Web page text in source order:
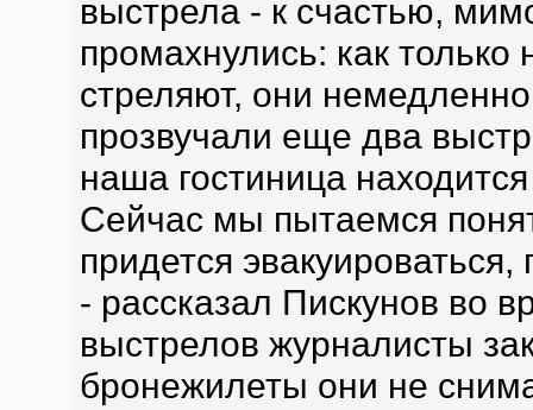
выстрела - к счастью,
промахнулись: как
стреляют, они
прозвучали еще два
наша гостиница
Сейчас мы пытаемся
придется эвакуироваться,
- рассказал Пискунов во
выстрелов журналисты
бронежилеты они не